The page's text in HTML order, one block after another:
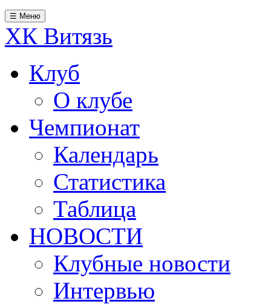
☰ Меню
ХК Витязь
Клуб
О клубе
Чемпионат
Календарь
Статистика
Таблица
НОВОСТИ
Клубные новости
Интервью